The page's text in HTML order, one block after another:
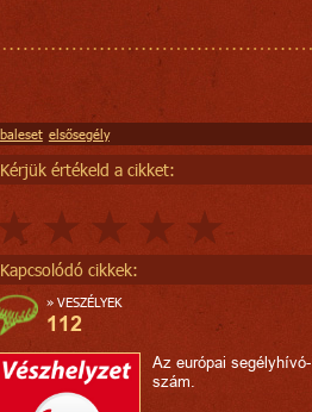
baleset elsősegély
Kérjük értékeld a cikket:
Kapcsolódó cikkek:
» VESZÉLYEK
112
Az európai segélyhívó-
szám.